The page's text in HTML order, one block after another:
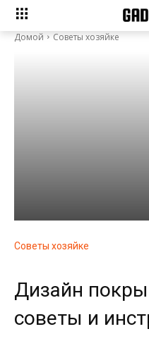
Домой Советы хозяйке
Советы хозяйке
Дизайн
советы и